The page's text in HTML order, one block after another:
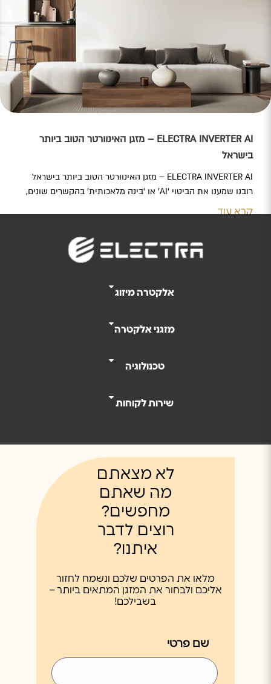
ELECTRA INVERTER AI – מזגן האינוורטר הטוב ביותר
בישראל
ELECTRA INVERTER AI – מזגן האינוורטר הטוב ביותר בישראל
רובנו שמענו את הביטוי ‘AI’ או ‘בינה מלאכותית’ בהקשרים שונים,
אלא שעכשיו מהפכת הבינה המלאכותית מגיעה לראשונה גם לעולם
החכם המבוסס על אלגוריתם AI, לומד את הרגלי השימוש שלכם…
קרא עוד
אלקטרה מיזוג
מזגני אלקטרה
טכנולוגיה
שירות לקוחות
לא מצאתם
מה שאתם
מחפשים?
רוצים לדבר
איתנו?
מלאו את הפרטים שלכם ונשמח לחזור
אליכם ולבחור את המזגן המתאים ביותר –
בשבילכם!
שם פרטי